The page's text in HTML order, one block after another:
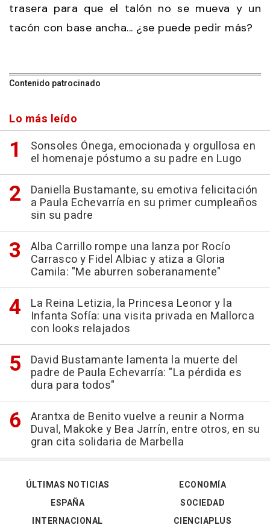
trasera para que el talón no se mueva y un
tacón con base ancha... ¿se puede pedir más?
Contenido patrocinado
Lo más leído
Sonsoles Ónega, emocionada y orgullosa en
el homenaje póstumo a su padre en Lugo
Daniella Bustamante, su emotiva felicitación
a Paula Echevarría en su primer cumpleaños
sin su padre
Alba Carrillo rompe una lanza por Rocío
Carrasco y Fidel Albiac y atiza a Gloria
Camila: "Me aburren soberanamente"
La Reina Letizia, la Princesa Leonor y la
Infanta Sofía: una visita privada en Mallorca
con looks relajados
David Bustamante lamenta la muerte del
padre de Paula Echevarría: "La pérdida es
dura para todos"
Arantxa de Benito vuelve a reunir a Norma
Duval, Makoke y Bea Jarrín, entre otros, en su
gran cita solidaria de Marbella
ÚLTIMAS NOTICIAS
ESPAÑA
INTERNACIONAL
ECONOMÍA
SOCIEDAD
CIENCIAPLUS